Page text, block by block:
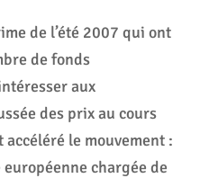
de l’été 2007 qui ont
de fonds
aux
des prix au cours
le mouvement :
chargée de